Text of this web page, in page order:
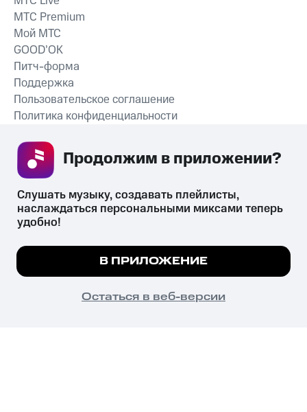
СКАЧАТЬ ПРИЛОЖЕНИЕ
MTС Premium
Мой МТС
GOOD’OK
Питч-форма
Поддержка
Пользовательское соглашение
Политика конфиденциальности
психотропных веществ, их аналогов причиняет вред здоровью,
их незаконный оборот запрещён и влечёт установленную
законодательством ответственность.
© 2026 ООО «КИОН».
Все права защищены
Мы используем куки, чтобы на сайте все
Подробнее
ПОНЯТНО
Слушать музыку, создавать плейлисты,
наслаждаться персональными миксами теперь
удобно!
В ПРИЛОЖЕНИЕ
Остаться в веб-версии